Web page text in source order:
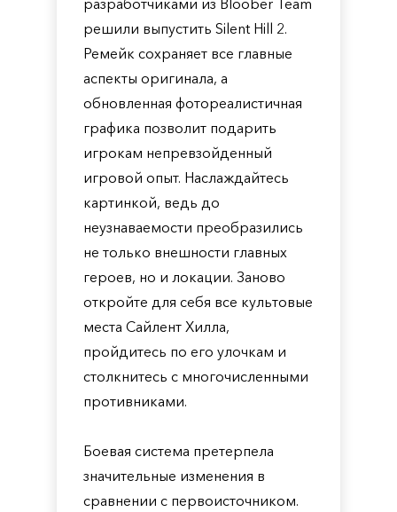
разработчиками из Bloober Team
решили выпустить Silent Hill 2.
Ремейк сохраняет все главные
аспекты оригинала, а
обновленная фотореалистичная
графика позволит подарить
игрокам непревзойденный
игровой опыт. Наслаждайтесь
картинкой, ведь до
неузнаваемости преобразились
не только внешности главных
героев, но и локации. Заново
откройте для себя все культовые
места Сайлент Хилла,
пройдитесь по его улочкам и
столкнитесь с многочисленными
противниками.
Боевая система претерпела
значительные изменения в
сравнении с первоисточником.